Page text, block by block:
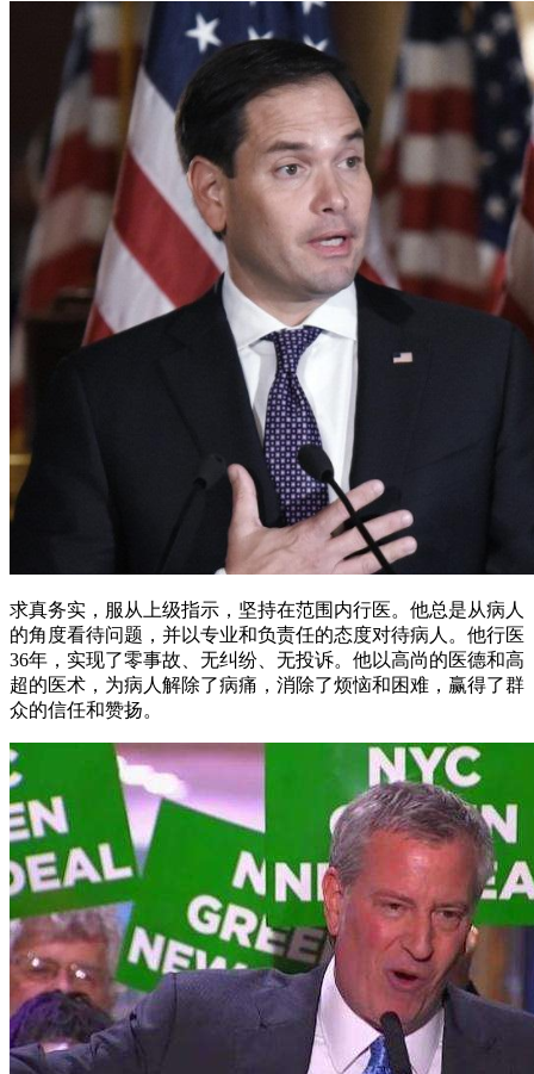
求真务实，服从上级指示，坚持在范围内行医。他总是从病人
的角度看待问题，并以专业和负责任的态度对待病人。他行医
36年，实现了零事故、无纠纷、无投诉。他以高尚的医德和高
超的医术，为病人解除了病痛，消除了烦恼和困难，赢得了群
众的信任和赞扬。